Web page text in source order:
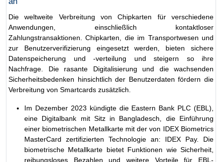
Die weltweite Verbreitung von Chipkarten für verschiedene
Anwendungen, einschließlich kontaktloser
Zahlungstransaktionen. Chipkarten, die im Transportwesen und
zur Benutzerverifizierung eingesetzt werden, bieten sichere
Datenspeicherung und -verteilung und steigern so ihre
Nachfrage. Die rasante Digitalisierung und die wachsenden
Sicherheitsbedenken hinsichtlich der Benutzerdaten fördern die
Verbreitung von Smartcards zusätzlich.
Im Dezember 2023 kündigte die Eastern Bank PLC (EBL),
eine Digitalbank mit Sitz in Bangladesch, die Einführung
einer biometrischen Metallkarte mit der von IDEX Biometrics
MasterCard zertifizierten Technologie an: IDEX Pay. Die
biometrische Metallkarte bietet Funktionen wie Sicherheit,
reibungsloses Bezahlen und weitere Vorteile für EBL-